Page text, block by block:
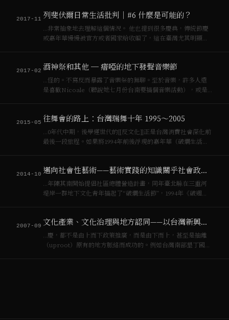
2017-11 列斐伏爾日常生活批判｜#6 什麼是可能的？
…非常抽象地去理解這個情況。 他也提到很多慶典，傳統節慶
或嘉年華慢慢被官方或者國家給收編了，這在臺灣尤其明顯。
唱”，初衷是墾丁、…
2017-02 酒神祭和其他 ─ 瘖啞的地下發聲音樂節
…怪的。不寫反而暴露了音樂祭的無聊。至於音樂，許多人還
是喜歡Nicoale（聽說她七月份台南要搞個音樂活動），或是
手…
2015-05 往舞會的路上：台灣瑞舞十年 1995～2005
…0年代中期，後學運世代的[[反文化]]正是台灣消費社會深化前
最後一段旅程。如果將1994年前後浮現的嘉年華（破爛生活
級]…
2014-10 邁向社會性藝術——藝術實踐的知識關乎社會政治過程的知識
…年陳其南開始提倡社區總體營造計畫，同年臺北縣在三重河
堤岸一群地下文化青年搞起了“破爛生活節”，1994年《破週
[Rave Party]出…
2007-09 文化產業、文化治理與地方認同——以台灣新興的嘉年華為例
…慶，都不是由上而下政策推廣，而是由下而上，甚至是抽離
（uproot）原有的地方脈絡而成功的。例如台灣南部墾丁國家